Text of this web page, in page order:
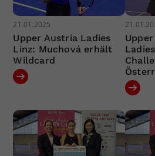
21.01.2025
Upper Austria Ladies
Linz: Muchová erhält
Wildcard